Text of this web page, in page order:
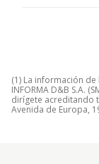
(1) La información
INFORMA D&B S.A.
dirígete acreditando
Avenida de Europa,